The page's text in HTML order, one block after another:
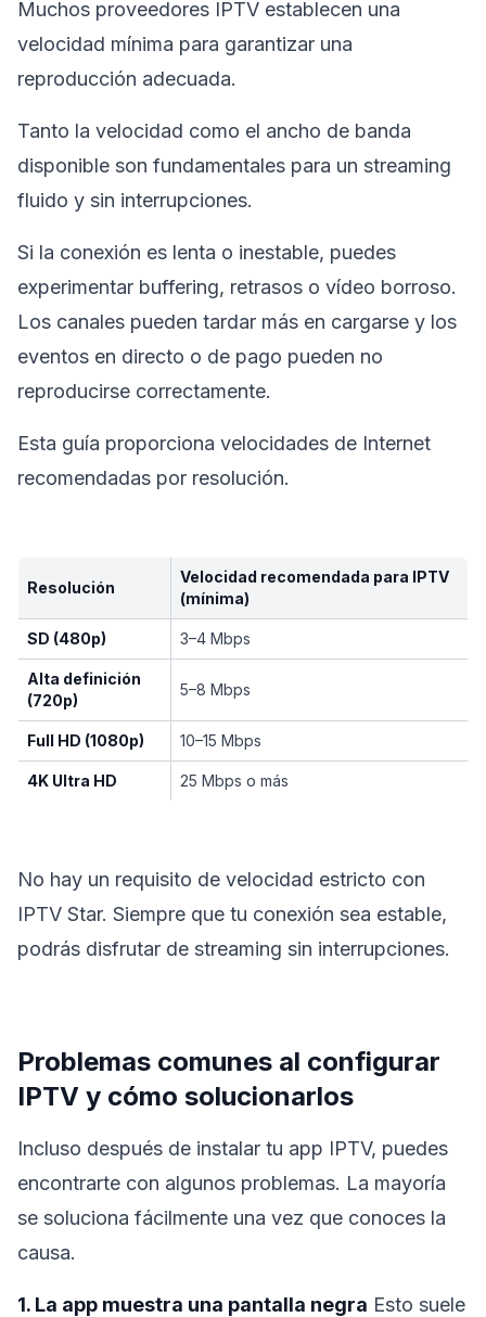
Muchos proveedores IPTV establecen una
velocidad mínima para garantizar una
reproducción adecuada.
Tanto la velocidad como el ancho de banda
disponible son fundamentales para un streaming
fluido y sin interrupciones.
Si la conexión es lenta o inestable, puedes
experimentar buffering, retrasos o vídeo borroso.
Los canales pueden tardar más en cargarse y los
eventos en directo o de pago pueden no
reproducirse correctamente.
Esta guía proporciona velocidades de Internet
recomendadas por resolución.
Resolución
Velocidad recomendada para IPTV
(mínima)
SD (480p) 3–4 Mbps
Alta definición
(720p)
5–8 Mbps
Full HD (1080p) 10–15 Mbps
4K Ultra HD 25 Mbps o más
No hay un requisito de velocidad estricto con
IPTV Star. Siempre que tu conexión sea estable,
podrás disfrutar de streaming sin interrupciones.
Problemas comunes al configurar
IPTV y cómo solucionarlos
Incluso después de instalar tu app IPTV, puedes
encontrarte con algunos problemas. La mayoría
se soluciona fácilmente una vez que conoces la
causa.
1. La app muestra una pantalla negra Esto suele